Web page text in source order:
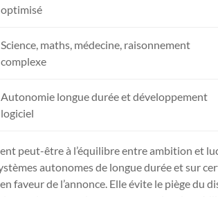
optimisé
Science, maths, médecine, raisonnement
complexe
Autonomie longue durée et développement
logiciel
peut-être à l’équilibre entre ambition et
autonomes de longue durée et sur
faveur de l’annonce. Elle évite le piège du